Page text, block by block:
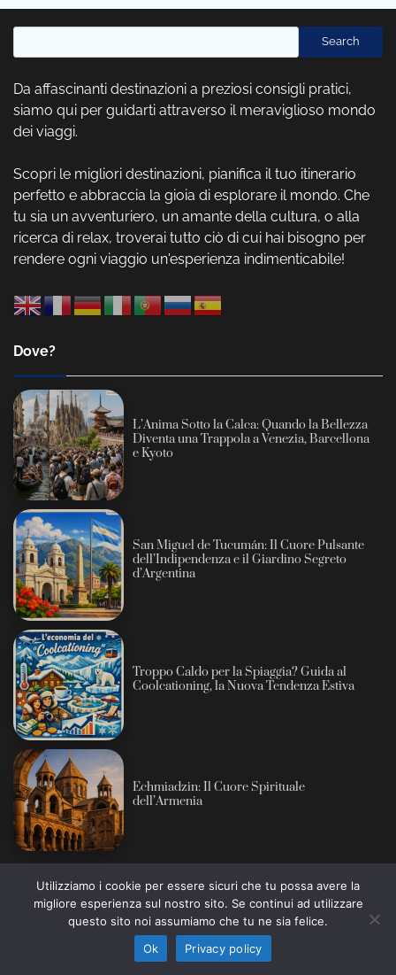
Search
Da affascinanti destinazioni a preziosi consigli pratici,
siamo qui per guidarti attraverso il meraviglioso mondo
dei viaggi.
Scopri le migliori destinazioni, pianifica il tuo itinerario
perfetto e abbraccia la gioia di esplorare il mondo. Che
tu sia un avventuriero, un amante della cultura, o alla
ricerca di relax, troverai tutto ciò di cui hai bisogno per
rendere ogni viaggio un'esperienza indimenticabile!
Dove?
L’Anima Sotto la Calca: Quando la Bellezza
Diventa una Trappola a Venezia, Barcellona
e Kyoto
San Miguel de Tucumán: Il Cuore Pulsante
dell’Indipendenza e il Giardino Segreto
d’Argentina
Troppo Caldo per la Spiaggia? Guida al
Coolcationing, la Nuova Tendenza Estiva
Echmiadzin: Il Cuore Spirituale
dell’Armenia
Come?
San Miguel de Tucumán: Il Cuore Pulsante
Informativa sull’intelligenza artificiale: alcuni contenuti
di questo sito sono prodotti con l’ausilio di sistemi
automatici e revisionati prima della pubblicazione (AI
Act, Regolamento UE 2024/1689).
Utilizziamo i cookie per essere sicuri che tu possa avere la
migliore esperienza sul nostro sito. Se continui ad utilizzare
questo sito noi assumiamo che tu ne sia felice.
Ok
Privacy policy